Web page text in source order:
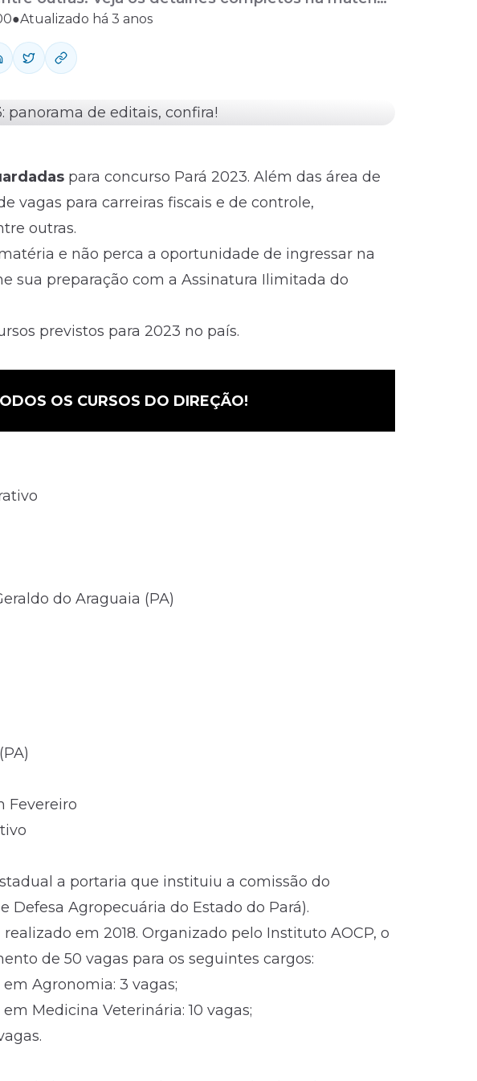
na carreira pública em 2023. Turbine sua
do Direção ...
●Atualizado há 3 anos
para concurso Pará 2023. Além das área de
vagas para carreiras fiscais e de controle,
outras.
e não perca a oportunidade de ingressar na
sua preparação com a Assinatura Ilimitada do
previstos para 2023 no país.
OS CURSOS DO DIREÇÃO!
do Araguaia (PA)
Fevereiro
a portaria que instituiu a comissão do
Defesa Agropecuária do Estado do Pará).
em 2018. Organizado pelo Instituto AOCP, o
de 50 vagas para os seguintes cargos:
Agronomia: 3 vagas;
Medicina Veterinária: 10 vagas;